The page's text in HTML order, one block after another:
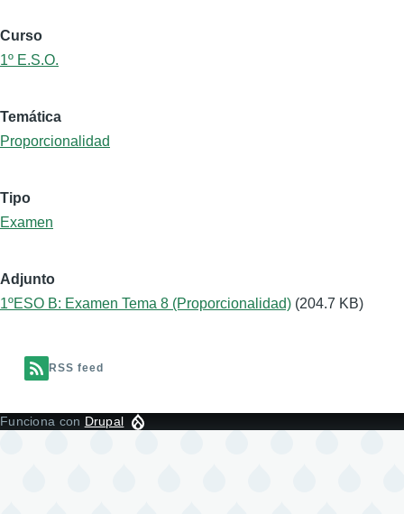
Curso
1º E.S.O.
Temática
Proporcionalidad
Tipo
Examen
Adjunto
1ºESO B: Examen Tema 8 (Proporcionalidad) (204.7 KB)
RSS feed
Funciona con Drupal